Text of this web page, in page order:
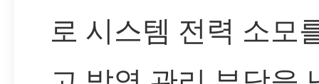
로 시스템 전력 소모